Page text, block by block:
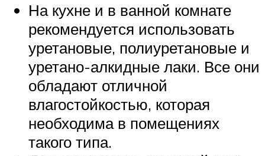
На кухне и в ванной комнате
рекомендуется использовать
уретановые, полиуретановые и
уретано-алкидные лаки. Все они
обладают отличной
влагостойкостью, которая
необходима в помещениях
такого типа.